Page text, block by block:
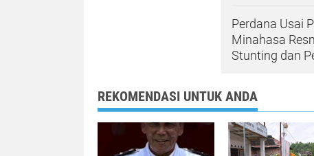
Perdana Usai
Minahasa
Stunting dan
REKOMENDASI UNTUK ANDA